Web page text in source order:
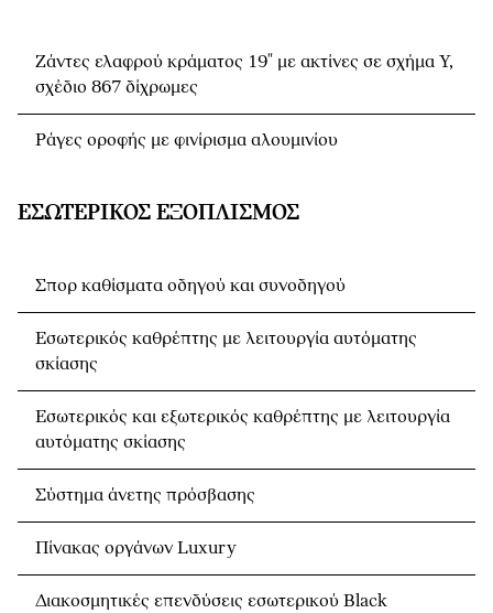
Ζάντες ελαφρού κράματος 19" με ακτίνες σε σχήμα Y,
σχέδιο 867 δίχρωμες
Ράγες οροφής με φινίρισμα αλουμινίου
ΕΣΩΤΕΡΙΚΌΣ ΕΞΟΠΛΙΣΜΌΣ
Σπορ καθίσματα οδηγού και συνοδηγού
Εσωτερικός καθρέπτης με λειτουργία αυτόματης
σκίασης
Εσωτερικός και εξωτερικός καθρέπτης με λειτουργία
αυτόματης σκίασης
Σύστημα άνετης πρόσβασης
Πίνακας οργάνων Luxury
Διακοσμητικές επενδύσεις εσωτερικού Black